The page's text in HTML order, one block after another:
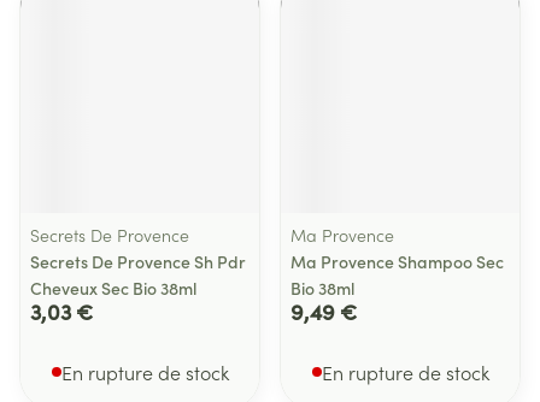
Secrets De Provence
Secrets De Provence Sh Pdr
Cheveux Sec Bio 38ml
3,03 €
En rupture de stock
Ma Provence
Ma Provence Shampoo Sec
Bio 38ml
9,49 €
En rupture de stock